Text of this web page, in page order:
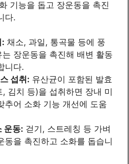
기능을 돕고 장운동을 촉진
다.
: 채소, 과일, 통곡물 등에 풍
장운동을 촉진해 배변 활동
니다.
섭취: 유산균이 포함된 발효
, 김치 등)을 섭취하면 장내 미
추어 소화 기능 개선에 도움
운동: 걷기, 스트레칭 등 가벼
동을 촉진하고 소화를 돕습니